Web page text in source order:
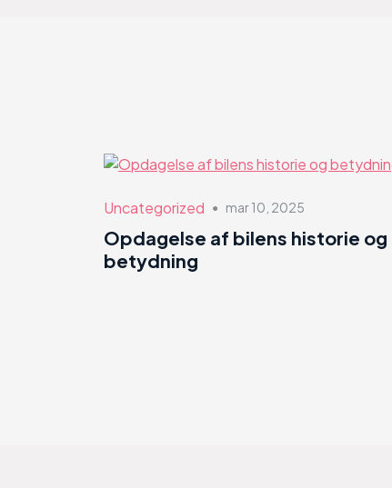
Uncategorized ● mar 10, 2025
Opdagelse af bilens historie og
betydning